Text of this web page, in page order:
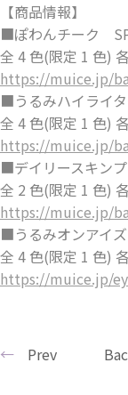
【商品情報】
■ぽわんチーク
全 4 色(限定 1 色)
https://muice.jp/
■うるみハイライ
全 4 色(限定 1 色)
https://muice.jp/
■デイリースキン
全 2 色(限定 1 色)
https://muice.jp/
■うるみオンアイズ
全 4 色(限定 1 色)
https://muice.jp/
Prev